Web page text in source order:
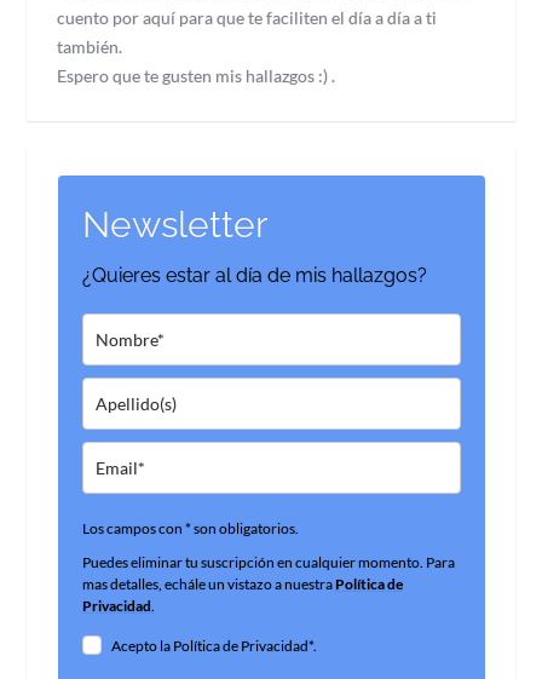
cuento por aquí para que te faciliten el día a día a ti
también.
Espero que te gusten mis hallazgos :) .
Newsletter
¿Quieres estar al día de mis hallazgos?
Los campos con * son obligatorios.
Puedes eliminar tu suscripción en cualquier momento. Para
mas detalles, echále un vistazo a nuestraPolítica de
Privacidad.
Acepto la Política de Privacidad*.